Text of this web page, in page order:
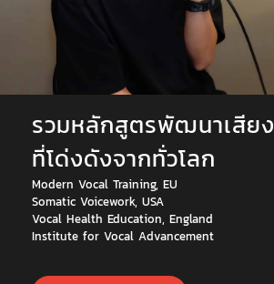
รวมหลักสูตรพัฒนาเสียง
ที่โด่งดังจากทั่วโลก
Modern Vocal Training, EU
Somatic Voicework, USA
Vocal Health Education, England
Institute for Vocal Advancement